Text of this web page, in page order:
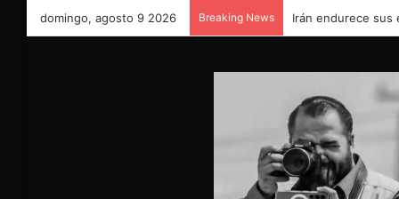
domingo, agosto 9 2026 Breaking News Irán endurece sus